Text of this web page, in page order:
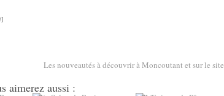
]
Les nouveautés à découvrir à Moncoutant et sur le site
aimerez aussi :